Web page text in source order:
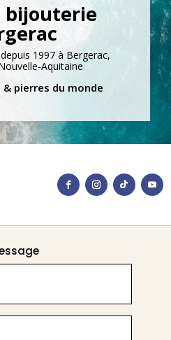
bijouterie
1997 à Bergerac,
Aquitaine
pierres du monde